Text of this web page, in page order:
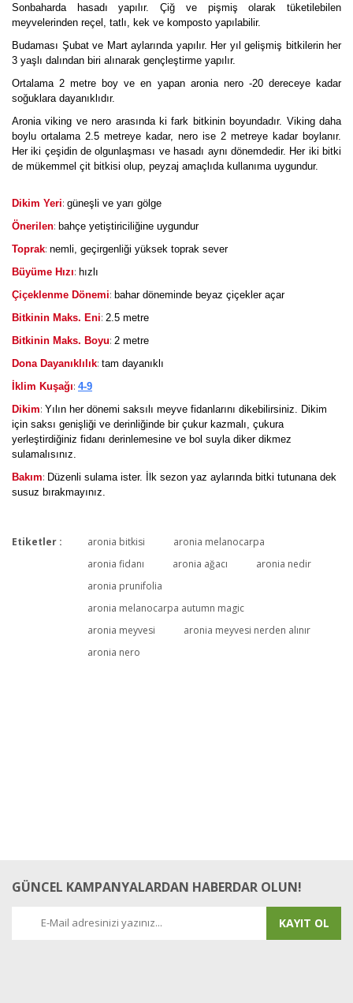
Sonbaharda hasadı yapılır. Çiğ ve pişmiş olarak tüketilebilen
meyvelerinden reçel, tatlı, kek ve komposto yapılabilir.
Budaması Şubat ve Mart aylarında yapılır. Her yıl gelişmiş bitkilerin her
3 yaşlı dalından biri alınarak gençleştirme yapılır.
Ortalama 2 metre boy ve en yapan aronia nero -20 dereceye kadar
soğuklara dayanıklıdır.
Aronia viking ve nero arasında ki fark bitkinin boyundadır. Viking daha
boylu ortalama 2.5 metreye kadar, nero ise 2 metreye kadar boylanır.
Her iki çeşidin de olgunlaşması ve hasadı aynı dönemdedir. Her iki bitki
de mükemmel çit bitkisi olup, peyzaj amaçlıda kullanıma uygundur.
Dikim Yeri: güneşli ve yarı gölge
Önerilen: bahçe yetiştiriciliğine uygundur
Toprak: nemli, geçirgenliği yüksek toprak sever
Büyüme Hızı: hızlı
Çiçeklenme Dönemi: bahar döneminde beyaz çiçekler açar
Bitkinin Maks. Eni: 2.5 metre
Bitkinin Maks. Boyu: 2 metre
Dona Dayanıklılık: tam dayanıklı
İklim Kuşağı: 4-9
Dikim: Yılın her dönemi saksılı meyve fidanlarını dikebilirsiniz. Dikim
için saksı genişliği ve derinliğinde bir çukur kazmalı, çukura
yerleştirdiğiniz fidanı derinlemesine ve bol suyla diker dikmez
sulamalısınız.
Bakım: Düzenli sulama ister. İlk sezon yaz aylarında bitki tutunana dek
susuz bırakmayınız.
Bu ürüne ilk yorumu siz yapın!
Yorum Yaz
Etiketler : aronia bitkisi
aronia melanocarpa
aronia fidanı
aronia ağacı
aronia nedir
aronia prunifolia
aronia melanocarpa autumn magic
aronia meyvesi
aronia meyvesi nerden alınır
aronia nero
GÜNCEL KAMPANYALARDAN HABERDAR OLUN!
KAYIT OL